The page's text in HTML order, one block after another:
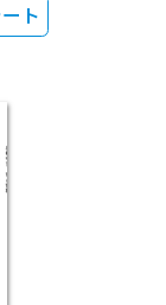
ト